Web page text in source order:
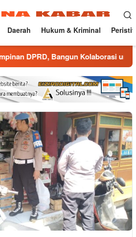
Daerah Hukum & Kriminal
Kolaborasi untuk Majalengka